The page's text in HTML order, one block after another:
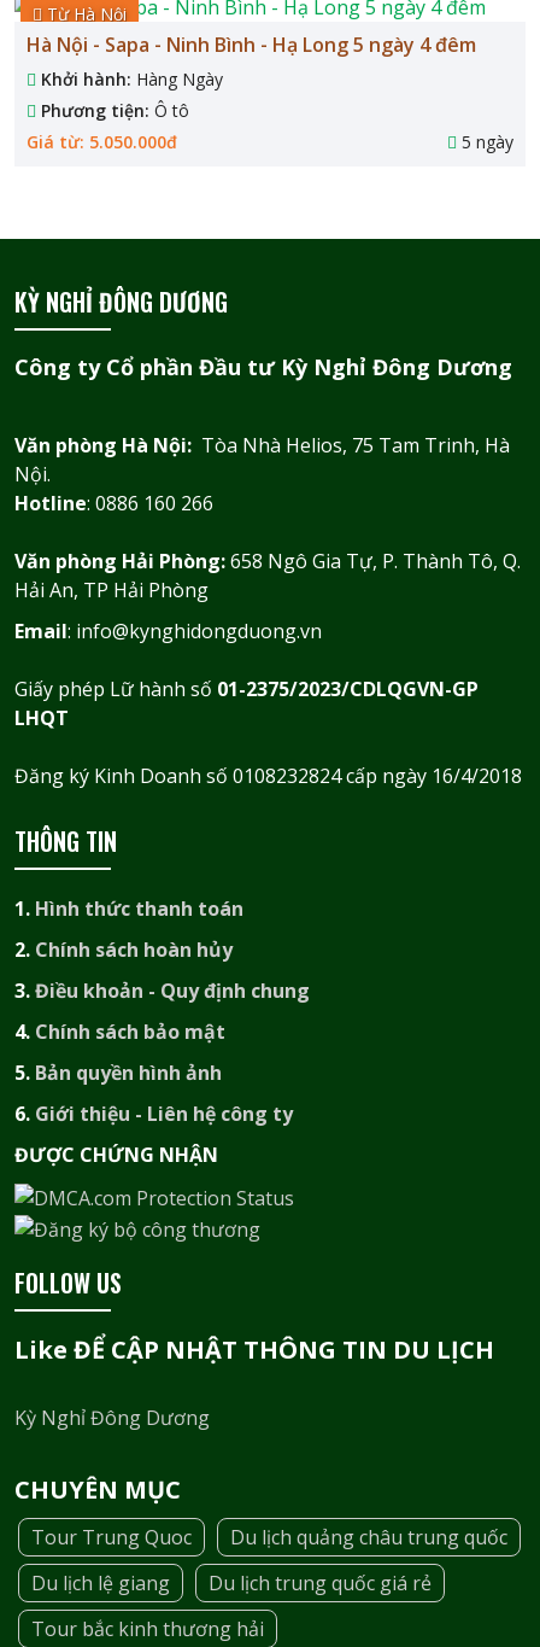
Từ Hà Nội
Hà Nội - Sapa - Ninh Bình - Hạ Long 5 ngày 4 đêm
Khởi hành: Hàng Ngày
Phương tiện: Ô tô
Giá từ: 5.050.000đ
5 ngày
KỲ NGHỈ ĐÔNG DƯƠNG
Công ty Cổ phần Đầu tư Kỳ Nghỉ Đông Dương
Văn phòng Hà Nội: Tòa Nhà Helios, 75 Tam Trinh, Hà
Nội.
Hotline: 0886 160 266
Văn phòng Hải Phòng:658 Ngô Gia Tự, P. Thành Tô, Q.
Hải An, TP Hải Phòng
Email: info@kynghidongduong.vn
Giấy phép Lữ hành số 01-2375/2023/CDLQGVN-GP
LHQT
Đăng ký Kinh Doanh số 0108232824 cấp ngày 16/4/2018
THÔNG TIN
1. Hình thức thanh toán
2. Chính sách hoàn hủy
3.Điều khoản - Quy định chung
4. Chính sách bảo mật
5. Bản quyền hình ảnh
6. Giới thiệu - Liên hệ công ty
ĐƯỢC CHỨNG NHẬN​
FOLLOW US
Like ĐỂ CẬP NHẬT THÔNG TIN DU LỊCH
Kỳ Nghỉ Đông Dương
CHUYÊN MỤC
Tour Trung Quoc
Du lịch quảng châu trung quốc
Du lịch lệ giang
Du lịch trung quốc giá rẻ
Tour bắc kinh thương hải